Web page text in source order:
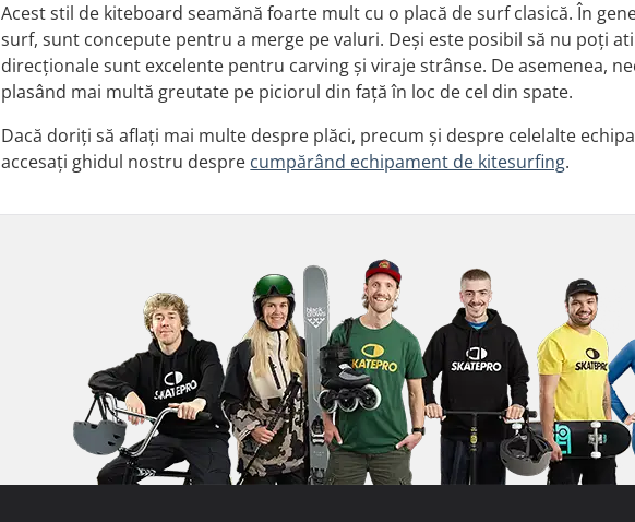
Acest stil de kiteboard seamănă foarte mult cu o placă de surf clasică. În
surf, sunt concepute pentru a merge pe valuri. Deși este posibil să nu poți
direcționale sunt excelente pentru carving și viraje strânse. De asemenea,
plasând mai multă greutate pe piciorul din față în loc de cel din spate.
Dacă doriți să aflați mai multe despre plăci, precum și despre celelalte
accesați ghidul nostru despre cumpărând echipament de kitesurfing.